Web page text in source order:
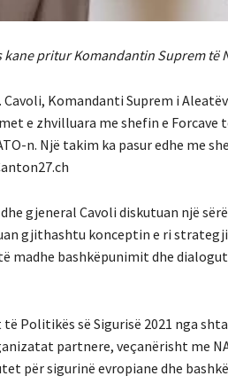
pritur Komandantin Suprem të
Komandanti Suprem i
e zhvilluara me shefin e
n. Një takim ka pasur edhe me
gjeneral Cavoli diskutuan një
gjithashtu konceptin e ri
madhe bashkëpunimit dhe
Politikës së Sigurisë 2021 nga
partnere, veçanërisht me
për sigurinë evropiane dhe